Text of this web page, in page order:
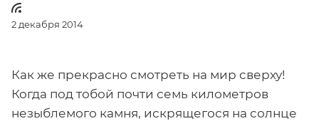
2 декабря 2014
Как же прекрасно смотреть на мир сверху!
Когда под тобой почти семь километров
незыблемого камня, искрящегося на солнце